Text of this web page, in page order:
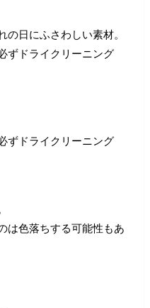
の日にふさわしい素材。
ずドライクリーニング
ずドライクリーニング
は色落ちする可能性もあ